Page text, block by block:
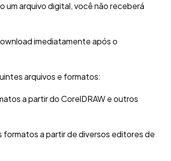
arquivo digital, você não receberá
imediatamente após o
arquivos e formatos:
a partir do CorelDRAW e outros
formatos a partir de diversos editores de